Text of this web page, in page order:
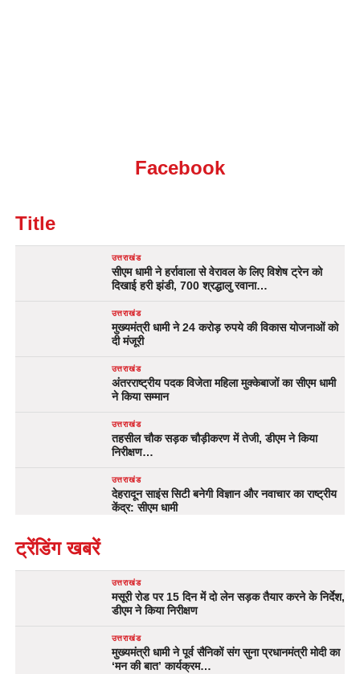
Facebook
Title
उत्तराखंड
सीएम धामी ने हर्रावाला से वेरावल के लिए विशेष ट्रेन को
दिखाई हरी झंडी, 700 श्रद्धालु रवाना…
उत्तराखंड
मुख्यमंत्री धामी ने 24 करोड़ रुपये की विकास योजनाओं को
दी मंजूरी
उत्तराखंड
अंतरराष्ट्रीय पदक विजेता महिला मुक्केबाजों का सीएम धामी
ने किया सम्मान
उत्तराखंड
तहसील चौक सड़क चौड़ीकरण में तेजी, डीएम ने किया
निरीक्षण…
उत्तराखंड
देहरादून साइंस सिटी बनेगी विज्ञान और नवाचार का राष्ट्रीय
केंद्र: सीएम धामी
ट्रेंडिंग खबरें
उत्तराखंड
मसूरी रोड पर 15 दिन में दो लेन सड़क तैयार करने के निर्देश,
डीएम ने किया निरीक्षण
उत्तराखंड
मुख्यमंत्री धामी ने पूर्व सैनिकों संग सुना प्रधानमंत्री मोदी का
‘मन की बात’ कार्यक्रम…